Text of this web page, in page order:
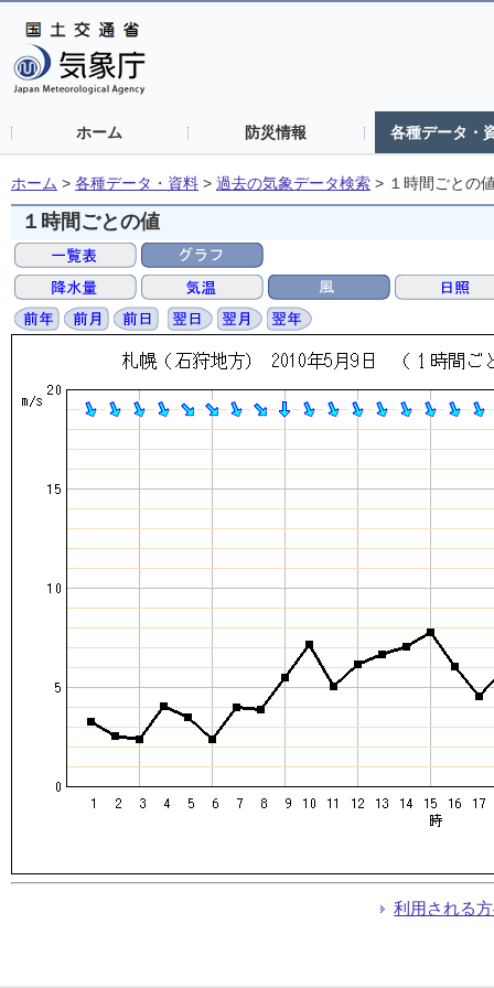
ホーム 防災情報 各種データ・
ホーム > 各種データ・資料 > 過去の気象データ検索 > １時間ごとの
１時間ごとの値
利用される